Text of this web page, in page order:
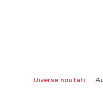
Diverse noutati